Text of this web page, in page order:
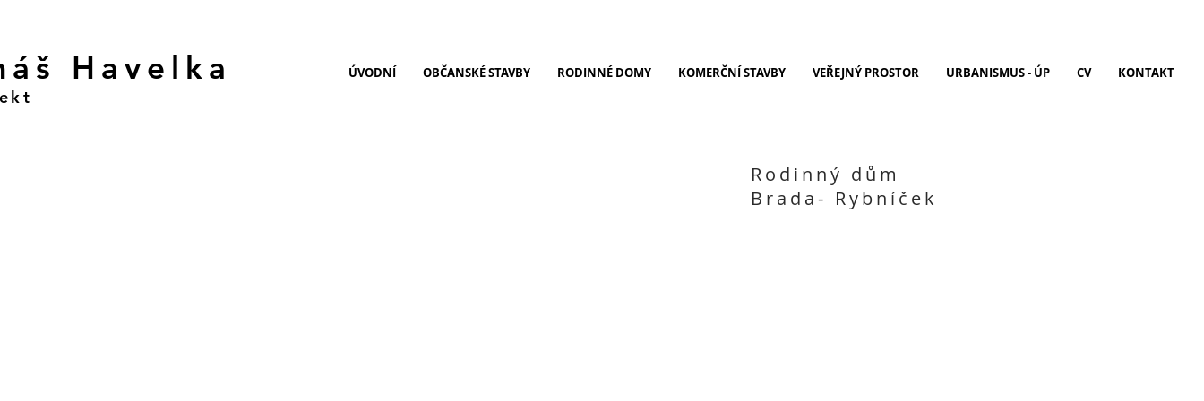
ÚVODNÍ OBČANSKÉ STAVBY RODINNÉ DOMY KOMERČNÍ STAVBY VEŘEJNÝ PROSTOR URBANISMUS - ÚP CV KONTAKT
Havelka
Rodinný dům
Brada- Rybníček